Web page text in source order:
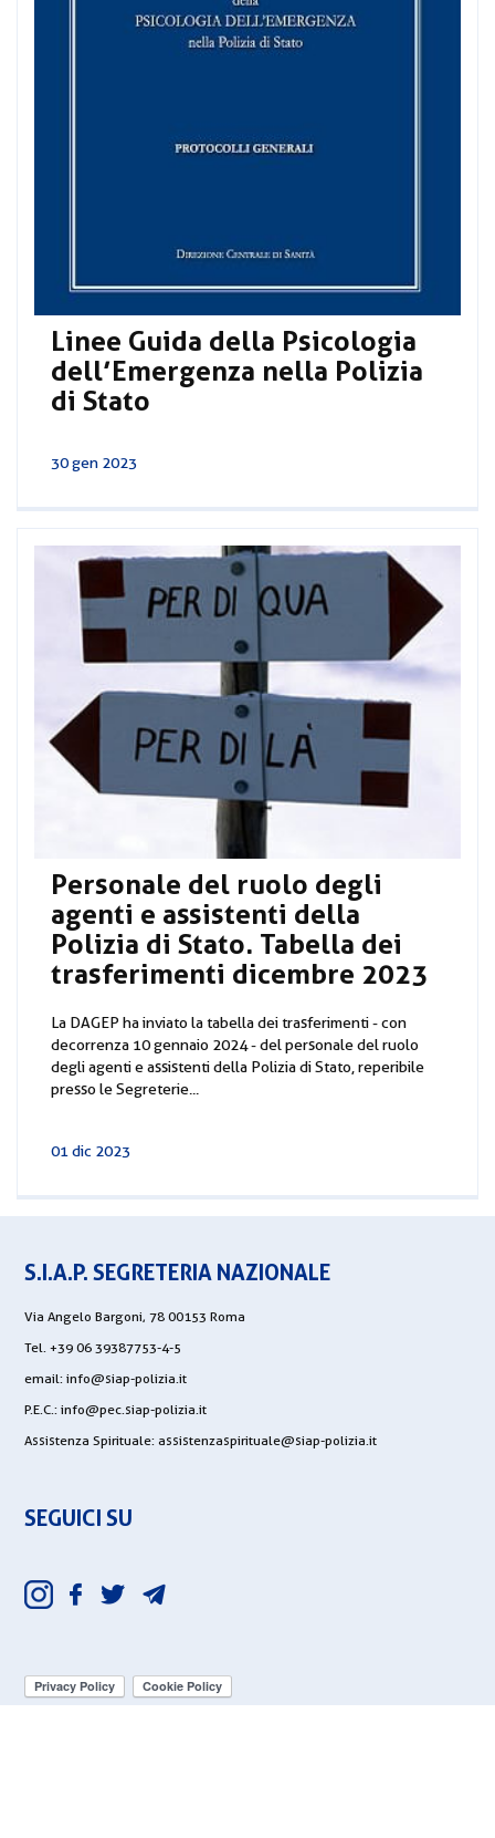
Linee Guida della Psicologia
dell’Emergenza nella Polizia
di Stato
30 gen 2023
Personale del ruolo degli
agenti e assistenti della
Polizia di Stato. Tabella dei
trasferimenti dicembre 2023
La DAGEP ha inviato la tabella dei trasferimenti - con
decorrenza 10 gennaio 2024 - del personale del ruolo
degli agenti e assistenti della Polizia di Stato, reperibile
presso le Segreterie...
01 dic 2023
S.I.A.P. SEGRETERIA NAZIONALE
Via Angelo Bargoni, 78 00153 Roma
Tel. +39 06 39387753-4-5
email: info@siap-polizia.it
P.E.C.: info@pec.siap-polizia.it
Assistenza Spirituale: assistenzaspirituale@siap-polizia.it
SEGUICI SU